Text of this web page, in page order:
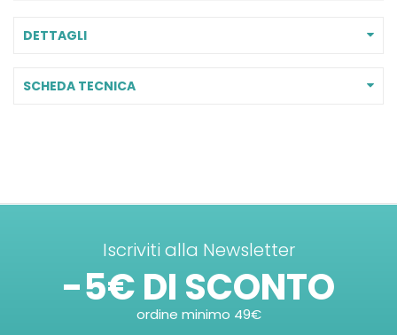
DETTAGLI
SCHEDA TECNICA
Iscriviti alla Newsletter
-5€ DI SCONTO
ordine minimo 49€